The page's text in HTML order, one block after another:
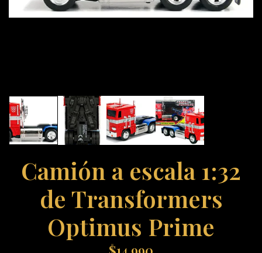
Camión a escala 1:32
de Transformers
Optimus Prime